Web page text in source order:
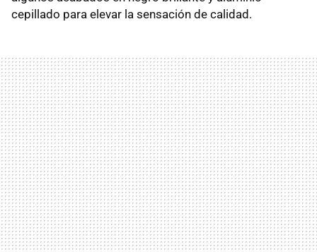
cepillado para elevar la sensación de calidad.